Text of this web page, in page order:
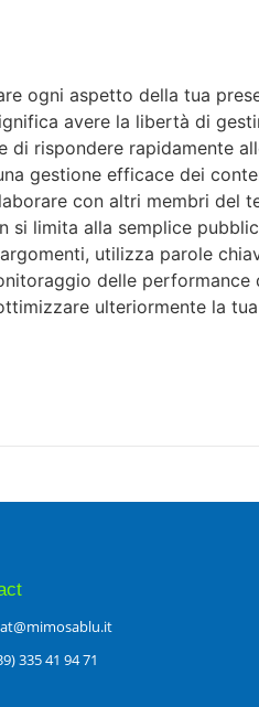
ogni aspetto della tua
avere la libertà di
rispondere rapidamente
gestione efficace dei
con altri membri del
limita alla semplice
utilizza parole
delle
ulteriormente la
335 41 94 71